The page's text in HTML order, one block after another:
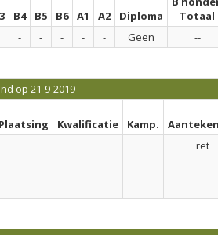
B4 B5 B6 A1 A2 Diploma
Totaal
- - - - - Geen --
op 21-9-2019
Plaatsing Kwalificatie Kamp.
ret